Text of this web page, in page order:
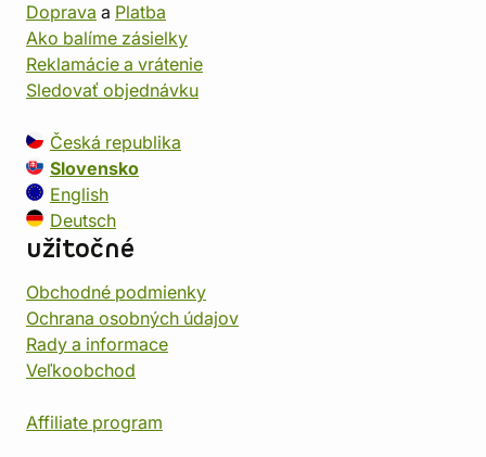
Doprava a Platba
Ako balíme zásielky
Reklamácie a vrátenie
Sledovať objednávku
Česká republika
Slovensko
English
Deutsch
užitočné
Obchodné podmienky
Ochrana osobných údajov
Rady a informace
Veľkoobchod
Affiliate program